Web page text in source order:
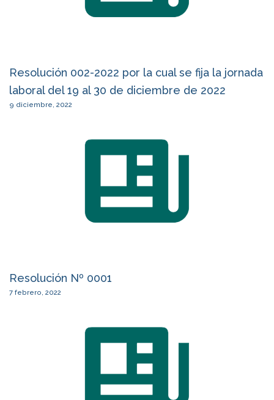
Resolución 002-2022 por la cual se fija la jornada
laboral del 19 al 30 de diciembre de 2022
9 diciembre, 2022
Resolución Nº 0001
7 febrero, 2022